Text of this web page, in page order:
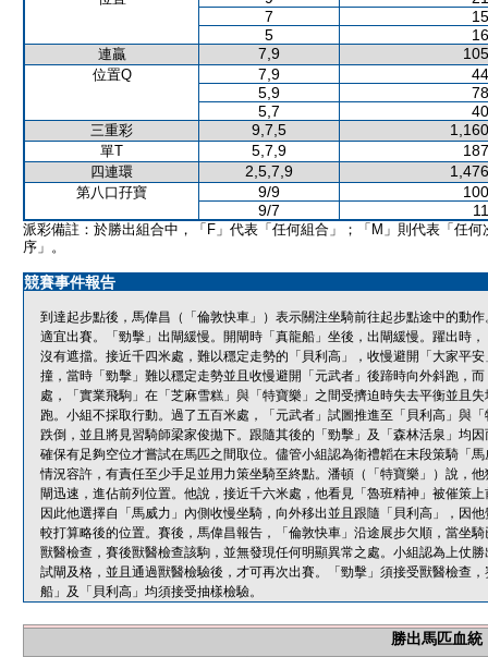
7
5
連贏 7,9
位置Q 7,9
5,9
5,7
三重彩 9,7,5
單T 5,7,9
四連環 2,5,7,9
第八口孖寶 9/9
9/7
派彩備註：於勝出組合中，「F」代表「任何組合」；「M」則代表「任何
序」。
競賽事件報告
到達起步點後，馬偉昌（「倫敦快車」）表示關注坐騎前往起步點途中的動
適宜出賽。「勁擊」出閘緩慢。開閘時「真龍船」坐後，出閘緩慢。躍出時
沒有遮擋。接近千四米處，難以穩定走勢的「貝利高」，收慢避開「大家平
撞，當時「勁擊」難以穩定走勢並且收慢避開「元武者」後蹄時向外斜跑，
處，「實業飛駒」在「芝麻雪糕」與「特寶樂」之間受擠迫時失去平衡並且
跑。小組不採取行動。過了五百米處，「元武者」試圖推進至「貝利高」與
跌倒，並且將見習騎師梁家俊拋下。跟隨其後的「勁擊」及「森林活泉」均
確保有足夠空位才嘗試在馬匹之間取位。儘管小組認為衛禮韜在末段策騎「
情況容許，有責任至少手足並用力策坐騎至終點。潘頓（「特寶樂」）說，
閘迅速，進佔前列位置。他說，接近千六米處，他看見「魯班精神」被催策
因此他選擇自「馬威力」內側收慢坐騎，向外移出並且跟隨「貝利高」，因
較打算略後的位置。賽後，馬偉昌報告，「倫敦快車」沿途展步欠順，當坐
獸醫檢查，賽後獸醫檢查該駒，並無發現任何明顯異常之處。小組認為上仗
試閘及格，並且通過獸醫檢驗後，才可再次出賽。「勁擊」須接受獸醫檢查
船」及「貝利高」均須接受抽樣檢驗。
勝出馬匹血統